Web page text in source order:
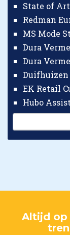
State of
Redman
MS Mode
Dura
Dura
Duifhuizen
EK Retail
Hubo
Altijd op